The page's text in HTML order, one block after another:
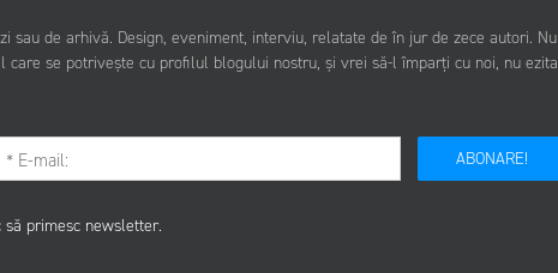
de arhivă. Design, eveniment, interviu, relatate de în jur de zece autori. Nu
se potrivește cu profilul blogului nostru, și vrei să-l împarți cu noi, nu ezita
ABONARE!
primesc newsletter.